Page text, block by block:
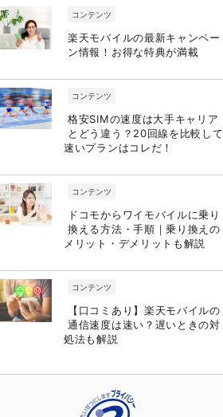
コンテンツ
楽天モバイルの最新キャンペー
ン情報！お得な特典が満載
コンテンツ
格安SIMの速度は大手キャリア
とどう違う？20回線を比較して
速いプランはコレだ！
コンテンツ
ドコモからワイモバイルに乗り
換える方法・手順｜乗り換えの
メリット・デメリットも解説
コンテンツ
【口コミあり】楽天モバイルの
通信速度は速い？遅いときの対
処法も解説